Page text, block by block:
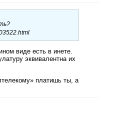
виде есть в инете.
эквивалентна их
платишь ты, а